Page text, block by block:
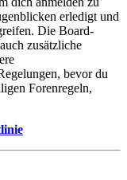
erledigt und
Die Board-
zusätzliche
bevor du
Forenregeln,